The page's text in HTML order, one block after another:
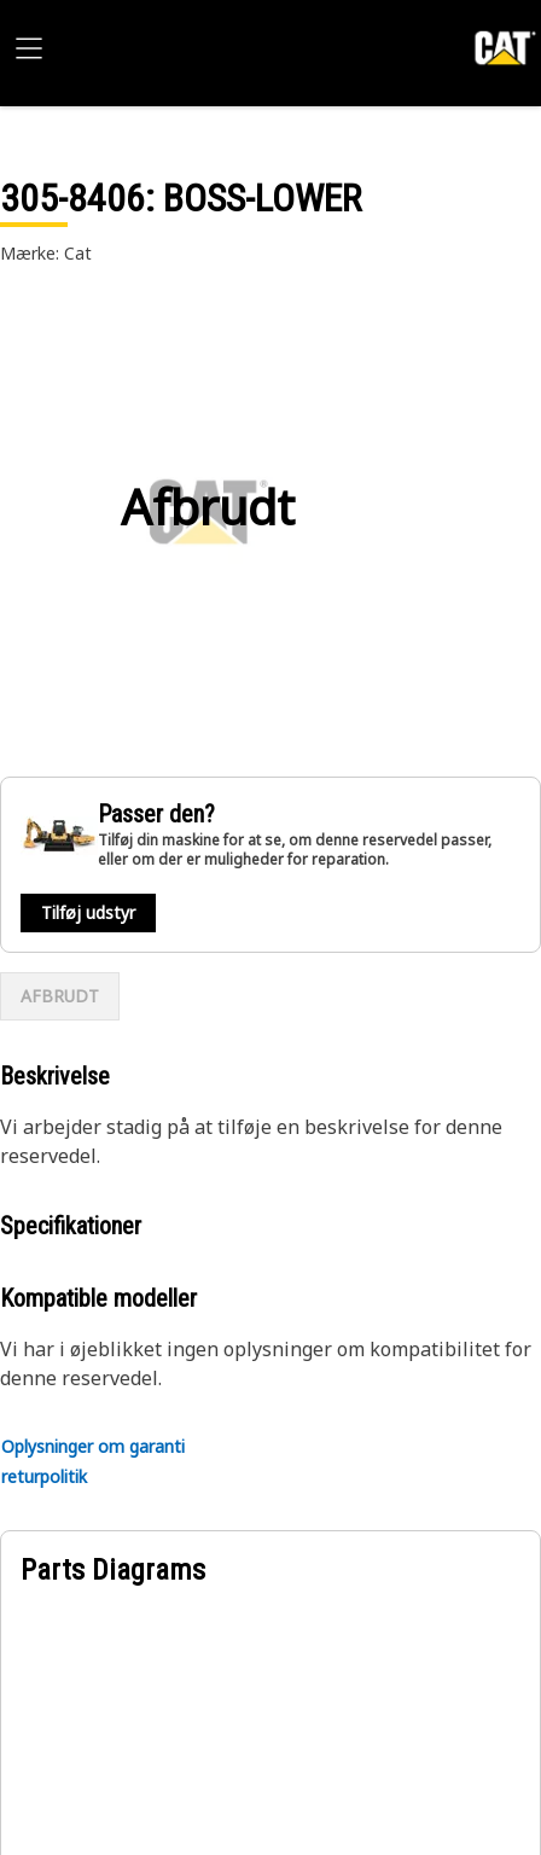
305-8406: BOSS-LOWER
Mærke: Cat
Afbrudt
Passer den?
Tilføj din maskine for at se, om denne reservedel passer,
eller om der er muligheder for reparation.
Tilføj udstyr
AFBRUDT
Beskrivelse
Vi arbejder stadig på at tilføje en beskrivelse for denne
reservedel.
Specifikationer
Kompatible modeller
Vi har i øjeblikket ingen oplysninger om kompatibilitet for
denne reservedel.
Oplysninger om garanti
returpolitik
Parts Diagrams